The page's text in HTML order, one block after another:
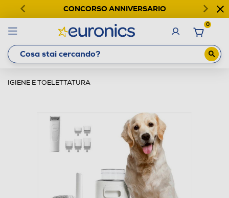
CONCORSO ANNIVERSARIO
0
IGIENE E TOELETTATURA